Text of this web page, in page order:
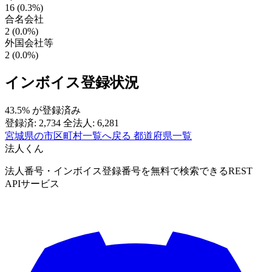
16 (0.3%)
合名会社
2 (0.0%)
外国会社等
2 (0.0%)
インボイス登録状況
43.5% が登録済み
登録済: 2,734 全法人: 6,281
宮城県の市区町村一覧へ戻る 都道府県一覧
法人くん
法人番号・インボイス登録番号を無料で検索できるREST
APIサービス